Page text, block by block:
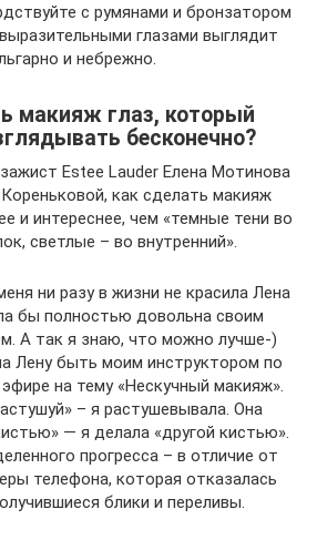
с румянами и бронзатором
глазами выглядит
и небрежно.
макияж глаз, который
бесконечно?
Estee Lauder Елена Мотинова
как сделать макияж
и интереснее, чем «темные тени во
светлые – во внутренний».
ни разу в жизни не красила Лена
бы полностью довольна своим
А так я знаю, что можно лучше-)
Лену быть моим инструктором по
на тему «Нескучный макияж».
– я растушевывала. Она
— я делала «другой кистью».
прогресса – в отличие от
телефона, которая отказалась
блики и переливы.